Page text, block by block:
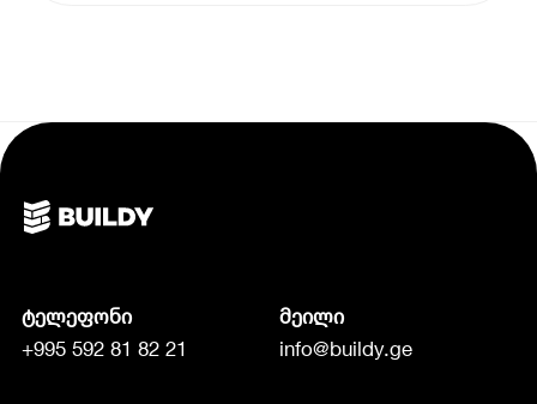
ტელეფონი
+995 592 81 82 21
მეილი
info@buildy.ge